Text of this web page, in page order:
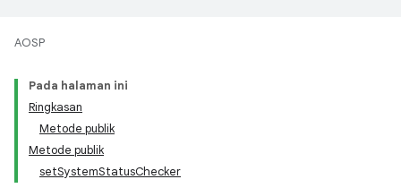
AOSP
Pada halaman ini
Ringkasan
Metode publik
Metode publik
setSystemStatusChecker